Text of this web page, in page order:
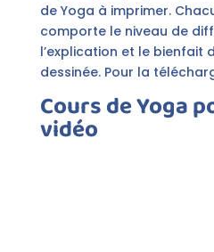
de Yoga à imprimer.
comporte le niveau de
l’explication et le bienfait
dessinée. Pour la
Cours de Yoga
vidéo